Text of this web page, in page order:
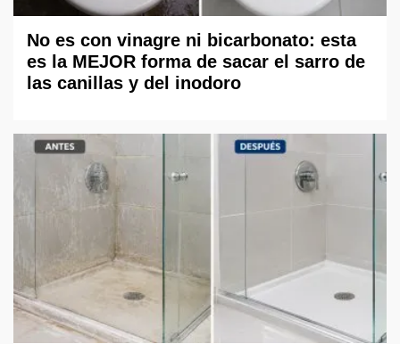
No es con vinagre ni bicarbonato: esta
es la MEJOR forma de sacar el sarro de
las canillas y del inodoro